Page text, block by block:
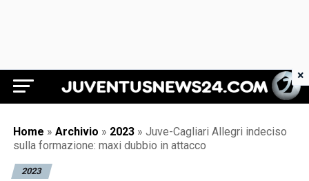
Juventus News 24
Home » Archivio » 2023 » Juve-Cagliari Allegri indeciso
sulla formazione: maxi dubbio in attacco
2023
×